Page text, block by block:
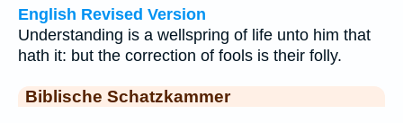
English Revised Version
Understanding is a wellspring of life unto him that
hath it: but the correction of fools is their folly.
Biblische Schatzkammer